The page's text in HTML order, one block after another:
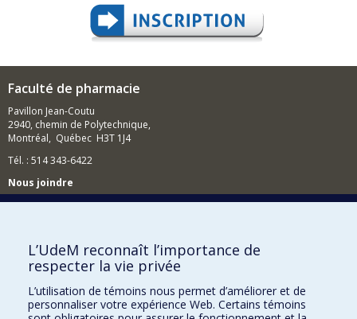
Faculté de pharmacie
Pavillon Jean-Coutu
2940, chemin de Polytechnique,
Montréal, Québec H3T 1J4
Tél. : 514 343-6422
Nous joindre
Nous trouver
Plan du site
Accessibilité
L’UdeM reconnaît l’importance de
respecter la vie privée
L’utilisation de témoins nous permet d’améliorer et de
personnaliser votre expérience Web. Certains témoins